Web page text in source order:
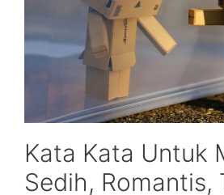
Kata Kata Untuk
Sedih, Romantis,